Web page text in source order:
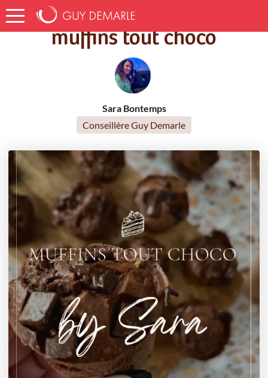
Accueil Recettes muffins tout choco
muffins tout choco
Sara Bontemps
Conseillère Guy Demarle